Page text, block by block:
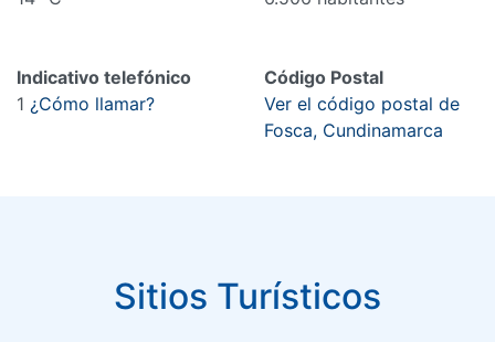
Indicativo telefónico
1 ¿Cómo llamar?
Código Postal
Ver el código postal de
Fosca, Cundinamarca
Sitios Turísticos